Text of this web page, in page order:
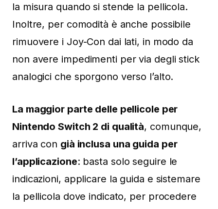
la misura quando si stende la pellicola.
Inoltre, per comodità è anche possibile
rimuovere i Joy-Con dai lati, in modo da
non avere impedimenti per via degli stick
analogici che sporgono verso l’alto.
La maggior parte delle pellicole per
Nintendo Switch 2 di qualità, comunque,
arriva con già inclusa una guida per
l’applicazione: basta solo seguire le
indicazioni, applicare la guida e sistemare
la pellicola dove indicato, per procedere